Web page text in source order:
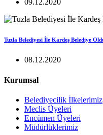
09.12.2020
Tuzla Belediyesi İle Kardeş Belediye
08.12.2020
Kurumsal
Belediyecilik İlkelerimiz
Meclis Üyeleri
Encümen Üyeleri
Müdürlüklerimiz